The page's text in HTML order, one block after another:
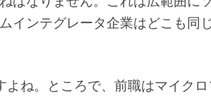
インテグレータ企業はどこも同
ね。ところで、前職はマイク